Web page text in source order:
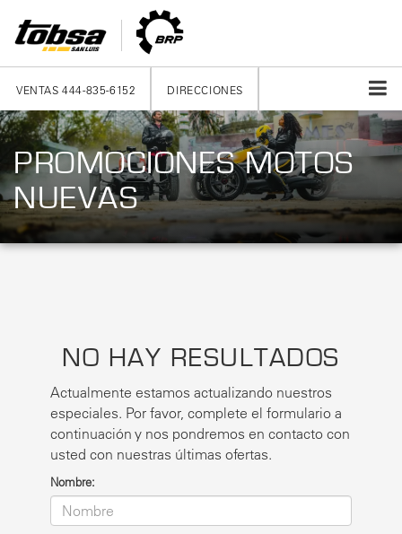
VENTAS 444-835-6152 DIRECCIONES
PROMOCIONES MOTOS
NUEVAS
NO HAY RESULTADOS
Actualmente estamos actualizando nuestros
especiales. Por favor, complete el formulario a
continuación y nos pondremos en contacto con
usted con nuestras últimas ofertas.
Nombre: